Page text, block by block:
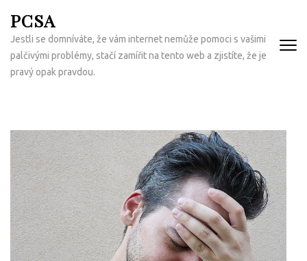
na
obsah
(Enter)
PCSA
Jestli se domníváte, že vám internet nemůže pomoci s vašimi
palčivými problémy, stačí zamířit na tento web a zjistíte, že je
pravý opak pravdou.